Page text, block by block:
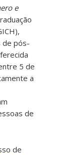
e
de pós-
5 de
a
de
de